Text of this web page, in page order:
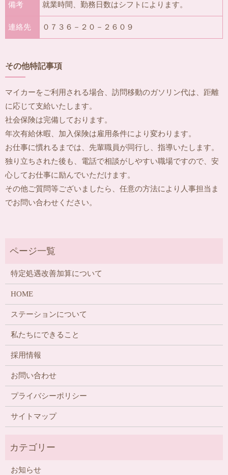
備考 就業時間、勤務日数はシフトによります。
連絡先 ０７３６－２０－２６０９
その他特記事項
マイカーをご利用される場合、訪問移動のガソリン代は、距離
に応じて支給いたします。
社会保険は完備しております。
年次有給休暇、加入保険は雇用条件により変わります。
お仕事に慣れるまでは、先輩職員が同行し、指導いたします。
独り立ちされた後も、電話で相談がしやすい職場ですので、安
心してお仕事に励んでいただけます。
その他ご質問等ございましたら、任意の方法により人事担当ま
でお問い合わせください。
特定処遇改善加算について
HOME
ステーションについて
私たちにできること
採用情報
お問い合わせ
プライバシーポリシー
サイトマップ
お知らせ